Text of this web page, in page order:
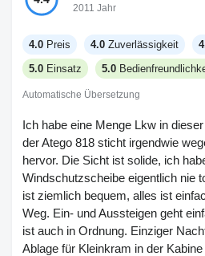
stark von der bisherigen Pflege ab.
würde einige der kleinen
einbauen, zum Beispiel die
extra zahlen. Der Motor ist leise
Gedöns ist etwas umständlicher
Brummi. Die Serviceintervalle
ist kein billiger Lkw, aber man hat
2011 Jahr
4.0 Preis 4.0 Zuverlässigkeit
5.0 Einsatz 5.0
Automatische Übersetzung
Ich habe eine Menge Lkw in
der Atego 818 sticht irgendwie
hervor. Die Sicht ist solide, ich
Windschutzscheibe eigentlich nie
ist ziemlich bequem, alles ist
Weg. Ein- und Aussteigen geht
ist auch in Ordnung. Einziger
Ablage für Kleinkram in der